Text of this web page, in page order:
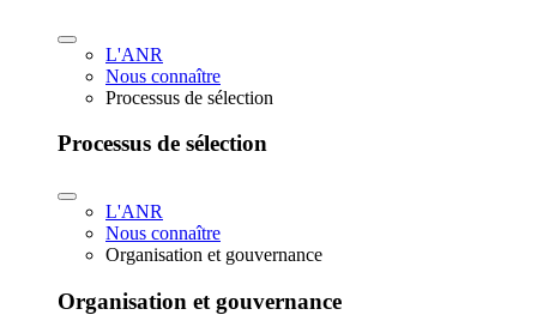
L'ANR
Nous connaître
Processus de sélection
Processus de sélection
L'ANR
Nous connaître
Organisation et gouvernance
Organisation et gouvernance